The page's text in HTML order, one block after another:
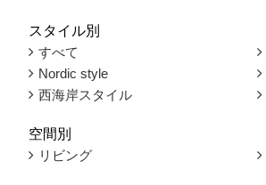
スタイル別
すべて
Nordic style
西海岸スタイル
空間別
リビング